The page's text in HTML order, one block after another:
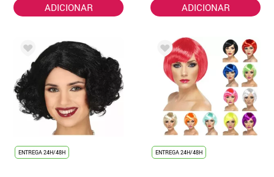
ADICIONAR ADICIONAR
ENTREGA 24H/48H ENTREGA 24H/48H